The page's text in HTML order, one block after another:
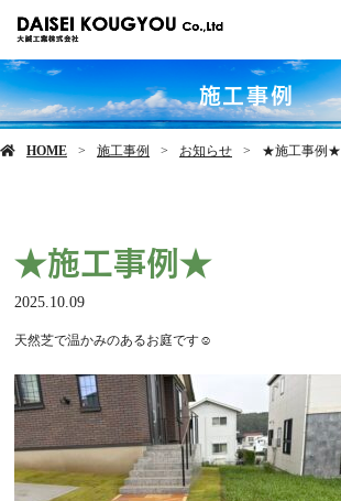
施工事例
HOME 施工事例 お知らせ ★施工事例★
★施工事例★
2025.10.09
天然芝で温かみのあるお庭です☺